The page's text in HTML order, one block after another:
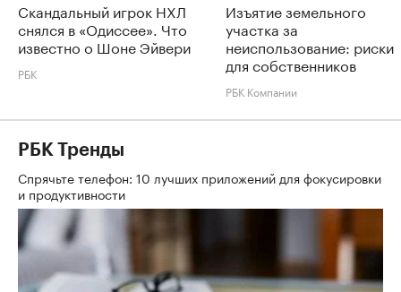
Скандальный игрок НХЛ
снялся в «Одиссее». Что
известно о Шоне Эйвери
РБК
Изъятие земельного
участка за
неиспользование: риски
для собственников
РБК Компании
РБК Тренды
Спрячьте телефон: 10 лучших приложений для фокусировки
и продуктивности